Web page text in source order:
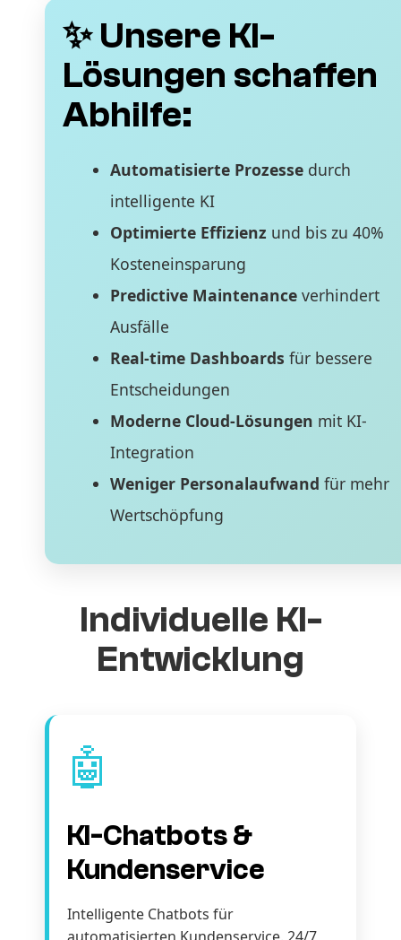
✨ Unsere KI-
Lösungen schaffen
Abhilfe:
Automatisierte Prozessedurch
intelligente KI
Optimierte Effizienz und bis zu 40%
Kosteneinsparung
Predictive Maintenanceverhindert
Ausfälle
Real-time Dashboards für bessere
Entscheidungen
Moderne Cloud-Lösungen mit KI-
Integration
Weniger Personalaufwand für mehr
Wertschöpfung
Individuelle KI-
Entwicklung
🤖
KI-Chatbots &
Kundenservice
Intelligente Chatbots für